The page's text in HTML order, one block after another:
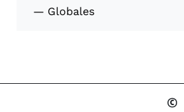
— Globales